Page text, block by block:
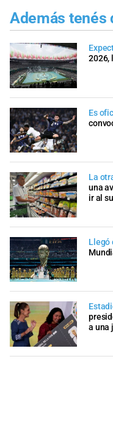
Además tenés
2026,
Es
La
una
ir al
Llegó
a una